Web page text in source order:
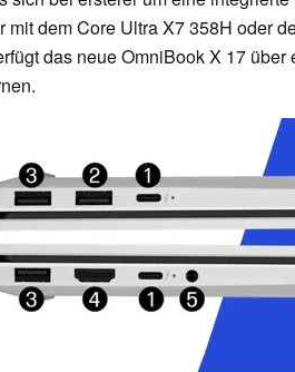
dem Core Ultra X7 358H oder
das neue OmniBook X 17 über